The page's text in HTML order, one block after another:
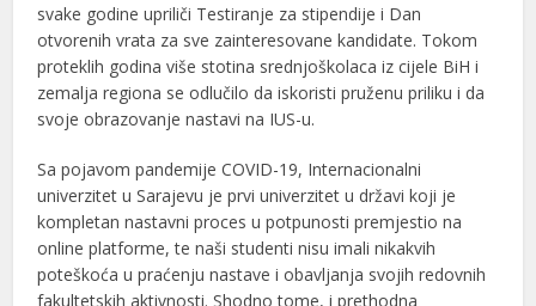
svake godine upriliči Testiranje za stipendije i Dan
otvorenih vrata za sve zainteresovane kandidate. Tokom
proteklih godina više stotina srednjoškolaca iz cijele BiH i
zemalja regiona se odlučilo da iskoristi pruženu priliku i da
svoje obrazovanje nastavi na IUS-u.
Sa pojavom pandemije COVID-19, Internacionalni
univerzitet u Sarajevu je prvi univerzitet u državi koji je
kompletan nastavni proces u potpunosti premjestio na
online platforme, te naši studenti nisu imali nikakvih
poteškoća u praćenju nastave i obavljanja svojih redovnih
fakultetskih aktivnosti. Shodno tome, i prethodna